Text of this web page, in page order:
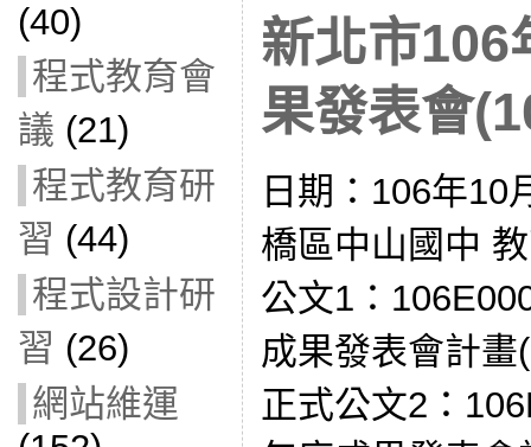
(40)
程式教育會
議 (21)
程式教育研
習 (44)
程式設計研
習 (26)
網站維運
新北市106
果發表會
日期：106年10
橋區中山國中
公文1：
成果發表會計
正式公文2：